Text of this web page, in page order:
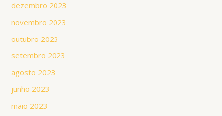
dezembro 2023
novembro 2023
outubro 2023
setembro 2023
agosto 2023
junho 2023
maio 2023